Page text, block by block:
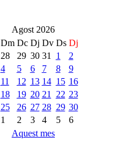
Agost 2026
Dm Dc Dj Dv Ds Dj
28 29 30 31 1
2
4 5 6 7 8
9
11 12 13 14 15 16
18 19 20 21 22 23
25 26 27 28 29 30
1 2 3 4 5
6
Aquest mes